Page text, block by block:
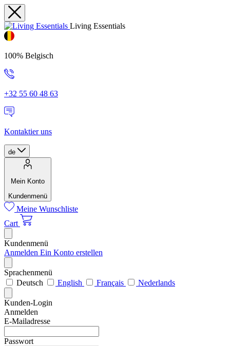
Living Essentials
100% Belgisch
+32 55 60 48 63
Kontaktier uns
de
Mein Konto
Kundenmenü
Meine Wunschliste
Cart
Kundenmenü
Anmelden Ein Konto erstellen
Sprachenmenü
Deutsch
English Français Nederlands
Kunden-Login
Anmelden
E-Mailadresse
Passwort